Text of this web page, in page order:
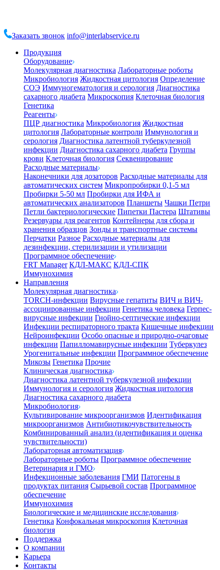
Заказать звонок info@interlabservice.ru
Продукция
Оборудование
Молекулярная диагностика Лабораторные роботы
Микробиология Жидкостная цитология Определение
СОЭ Иммуногематология и серология Диагностика
сахарного диабета Микроскопия Клеточная биология
Генетика
Реагенты
ПЦР диагностика Микробиология Жидкостная
цитология Лабораторные контроли Иммунология и
серология Диагностика латентной туберкулезной
инфекции Диагностика сахарного диабета Группы
крови Клеточная биология Секвенирование
Расходные материалы
Наконечники для дозаторов Расходные материалы для
автоматических систем Микропробирки 0,1-5 мл
Пробирки 5-50 мл Пробирки для ИФА и
автоматических анализаторов Планшеты Чашки Петри
Петли бактериологические Пипетки Пастера Штативы
Резервуары для реагентов Контейнеры для сбора и
хранения образцов Зонды и транспортные системы
Перчатки Разное Расходные материалы для
дезинфекции, стерилизации и утилизации
Программное обеспечение
FRT Manager КДЛ-МАКС КДЛ-СПК
Иммунохимия
Направления
Молекулярная диагностика
TORCH-инфекции Вирусные гепатиты ВИЧ и ВИЧ-
ассоциированные инфекции Генетика человека Герпес-
вирусные инфекции Гнойно-септические инфекции
Инфекции респираторного тракта Кишечные инфекции
Нейроинфекции Особо опасные и природно-очаговые
инфекции Папилломавирусные инфекции Туберкулез
Урогенитальные инфекции Программное обеспечение
Микозы Генетика Прочие
Клиническая диагностика
Диагностика латентной туберкулезной инфекции
Иммунология и серология Жидкостная цитология
Диагностика сахарного диабета
Микробиология
Культивирование микроорганизмов Идентификация
микроорганизмов Антибиотикочувствительность
Комбинированный анализ (идентификация и оценка
чувствительности)
Лабораторная автоматизация
Лабораторные роботы Программное обеспечение
Ветеринария и ГМО
Инфекционные заболевания ГМИ Патогены в
продуктах питания Сырьевой состав Программное
обеспечение
Иммунохимия
Биологические и медицинские исследования
Генетика Конфокальная микроскопия Клеточная
биология
Поддержка
О компании
Карьера
Контакты